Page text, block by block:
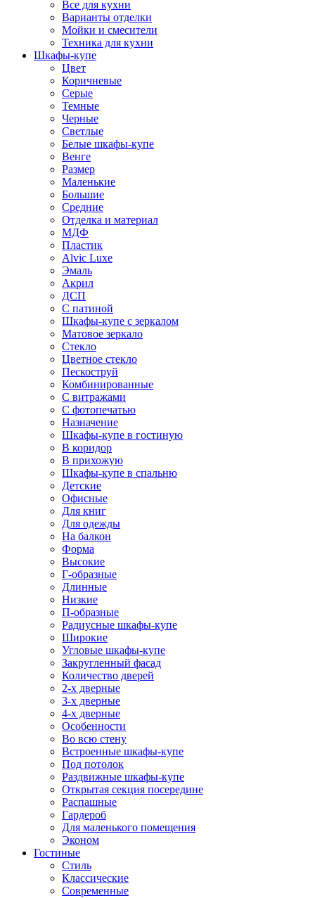
Все для кухни
Варианты отделки
Мойки и смесители
Техника для кухни
Шкафы-купе
Цвет
Коричневые
Серые
Темные
Черные
Светлые
Белые шкафы-купе
Венге
Размер
Маленькие
Большие
Средние
Отделка и материал
МДФ
Пластик
Alvic Luxe
Эмаль
Акрил
ДСП
С патиной
Шкафы-купе с зеркалом
Матовое зеркало
Стекло
Цветное стекло
Пескоструй
Комбинированные
С витражами
С фотопечатью
Назначение
Шкафы-купе в гостиную
В коридор
В прихожую
Шкафы-купе в спальню
Детские
Офисные
Для книг
Для одежды
На балкон
Форма
Высокие
Г-образные
Длинные
Низкие
П-образные
Радиусные шкафы-купе
Широкие
Угловые шкафы-купе
Закругленный фасад
Количество дверей
2-х дверные
3-х дверные
4-х дверные
Особенности
Во всю стену
Встроенные шкафы-купе
Под потолок
Раздвижные шкафы-купе
Открытая секция посередине
Распашные
Гардероб
Для маленького помещения
Эконом
Гостиные
Стиль
Классические
Современные